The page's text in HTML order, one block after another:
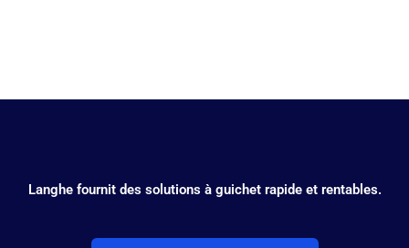
Langhe fournit des solutions à guichet rapide et rentables.